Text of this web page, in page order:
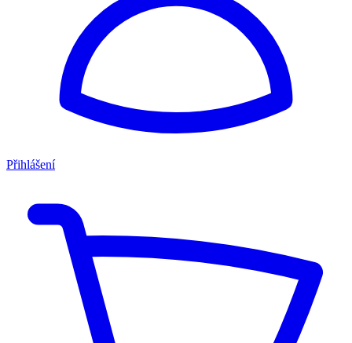
Přihlášení